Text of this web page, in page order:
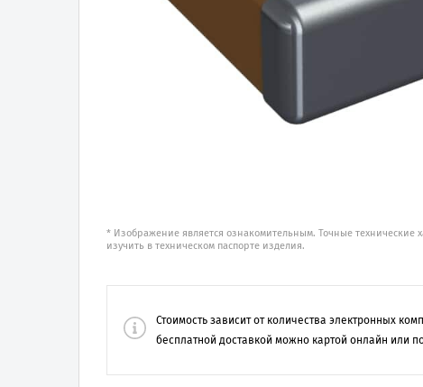
* Изображение является ознакомительным. Точные технические
изучить в техническом паспорте изделия.
Стоимость зависит от количества электронных
бесплатной доставкой можно картой онлайн или